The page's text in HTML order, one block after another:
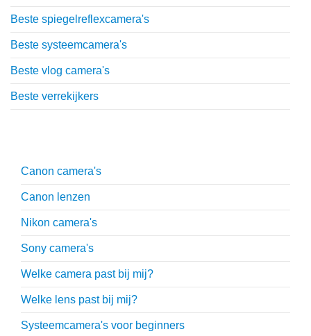
Beste spiegelreflexcamera's
Beste systeemcamera's
Beste vlog camera's
Beste verrekijkers
Canon camera's
Canon lenzen
Nikon camera's
Sony camera's
Welke camera past bij mij?
Welke lens past bij mij?
Systeemcamera's voor beginners